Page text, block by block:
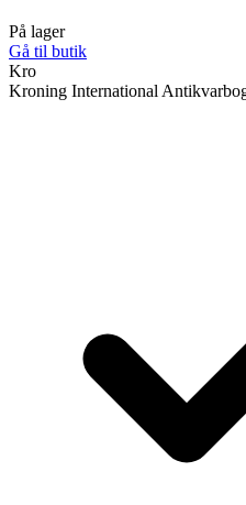
På lager
Gå til butik
Kro
Kroning International